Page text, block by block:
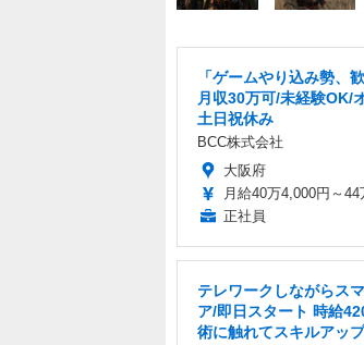
「ゲームやり込み勢、
月収30万可/未経験OK/
土日祝休み
BCC株式会社
大阪府
月給40万4,000円～44
正社員
テレワークしながらス
ア/即日スタート 時給
術に触れてスキルアッ